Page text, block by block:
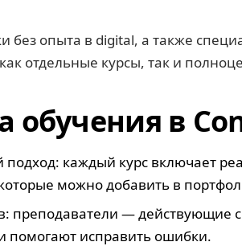
без опыта в digital, а также
отдельные курсы, так и
обучения в
каждый курс включает
можно добавить в
преподаватели —
помогают исправить ошибки.